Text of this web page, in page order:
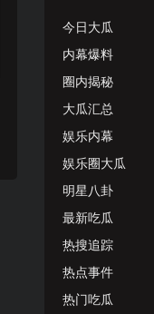
今日大瓜
内幕爆料
圈内揭秘
大瓜汇总
娱乐内幕
娱乐圈大瓜
明星八卦
最新吃瓜
热搜追踪
热点事件
热门吃瓜